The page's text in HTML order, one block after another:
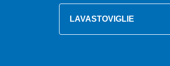
LAVASTOVIGLIE